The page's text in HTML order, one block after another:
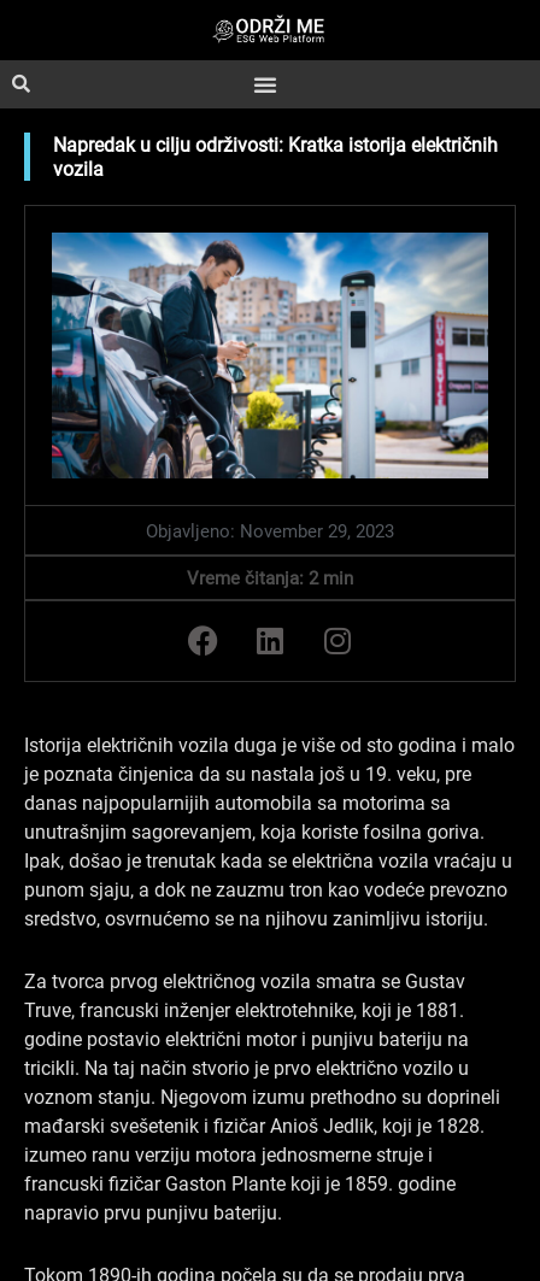
content
Napredak u cilju održivosti: Kratka istorija električnih
vozila
Objavljeno: November 29, 2023
Vreme čitanja: 2 min
F
a
c
b
o
o
k
L
i
n
e
d
i
n
I
n
s
a
g
r
a
m
Istorija električnih vozila duga je više od sto godina i malo
je poznata činjenica da su nastala još u 19. veku, pre
danas najpopularnijih automobila sa motorima sa
unutrašnjim sagorevanjem, koja koriste fosilna goriva.
Ipak, došao je trenutak kada se električna vozila vraćaju u
punom sjaju, a dok ne zauzmu tron kao vodeće prevozno
sredstvo, osvrnućemo se na njihovu zanimljivu istoriju.
Za tvorca prvog električnog vozila smatra se Gustav
Truve, francuski inženjer elektrotehnike, koji je 1881.
godine postavio električni motor i punjivu bateriju na
tricikli. Na taj način stvorio je prvo električno vozilo u
voznom stanju. Njegovom izumu prethodno su doprineli
mađarski svešetenik i fizičar Anioš Jedlik, koji je 1828.
izumeo ranu verziju motora jednosmerne struje i
francuski fizičar Gaston Plante koji je 1859. godine
napravio prvu punjivu bateriju.
Tokom 1890-ih godina počela su da se prodaju prva